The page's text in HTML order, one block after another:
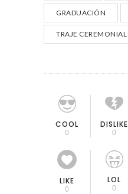
GRADUACIÓN
TRAJE CEREMONIAL
COOL
0
DISLIKE
0
LIKE
0
LOL
0